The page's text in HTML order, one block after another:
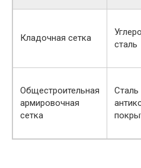
Кладочная сетка
сталь
Общестроительная
армировочная
сетка
Сталь